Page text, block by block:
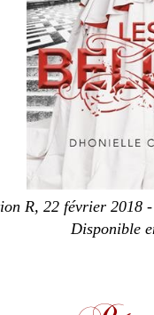
R, 22 février 2018
Disponible